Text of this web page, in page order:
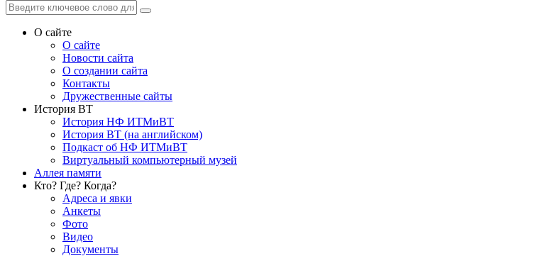
О сайте
О сайте
Новости сайта
О создании сайта
Контакты
Дружественные сайты
История ВТ
История НФ ИТМиВТ
История ВТ (на английском)
Подкаст об НФ ИТМиВТ
Виртуальный компьютерный музей
Аллея памяти
Кто? Где? Когда?
Адреса и явки
Анкеты
Фото
Видео
Документы